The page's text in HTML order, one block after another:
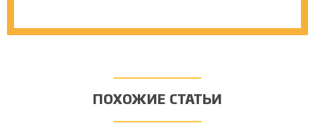
ПОХОЖИЕ СТАТЬИ